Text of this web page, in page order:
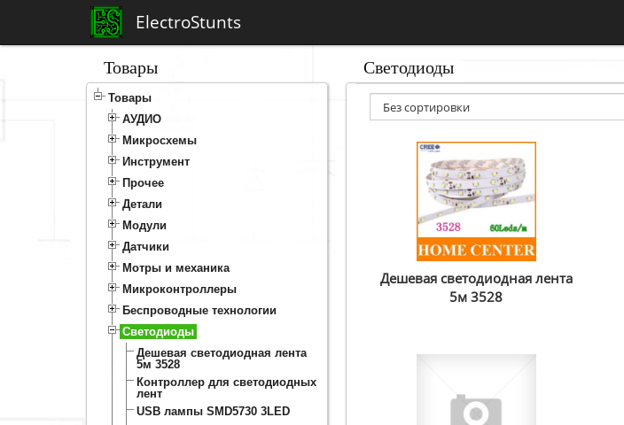
ElectroStunts
Товары
Товары
АУДИО
Микросхемы
Инструмент
Прочее
Детали
Модули
Датчики
Мотры и механика
Микроконтроллеры
Беспроводные технологии
Светодиоды
Дешевая светодиодная лента
5м 3528
Контроллер для светодиодных
лент
USB лампы SMD5730 3LED
Светодиоды
Дешевая светодиодная лента
5м 3528